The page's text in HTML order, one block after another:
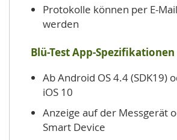
Protokolle können per E-
werden
Blü-Test App-Spezifikationen
Ab Android OS 4.4 (SDK19)
iOS 10
Anzeige auf der Messgerät
Smart Device